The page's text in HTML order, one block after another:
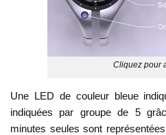
Cliquez pour
Une LED de couleur bleue
indiquées par groupe de 5
minutes seules sont